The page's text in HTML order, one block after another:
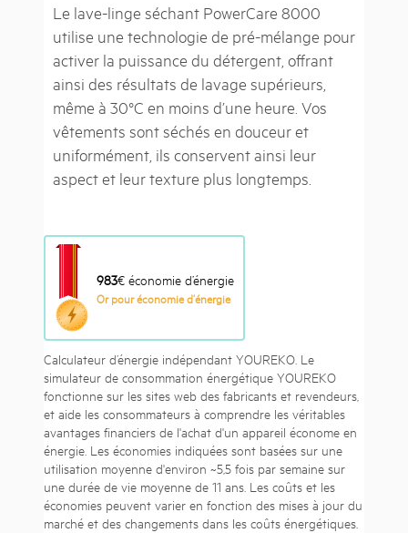
Le lave-linge séchant PowerCare 8000
utilise une technologie de pré-mélange pour
activer la puissance du détergent, offrant
ainsi des résultats de lavage supérieurs,
même à 30°C en moins d’une heure. Vos
vêtements sont séchés en douceur et
uniformément, ils conservent ainsi leur
aspect et leur texture plus longtemps.
983€ économie d’énergie
Or pour économie d’énergie
Calculateur d’énergie indépendant YOUREKO. Le
simulateur de consommation énergétique YOUREKO
fonctionne sur les sites web des fabricants et revendeurs,
et aide les consommateurs à comprendre les véritables
avantages financiers de l'achat d'un appareil économe en
énergie. Les économies indiquées sont basées sur une
utilisation moyenne d'environ ~5,5 fois par semaine sur
une durée de vie moyenne de 11 ans. Les coûts et les
économies peuvent varier en fonction des mises à jour du
marché et des changements dans les coûts énergétiques.